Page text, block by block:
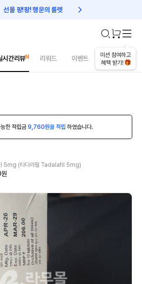
선물 팡!팡! 행운의 룰렛 친구초대 1만원 리워드!
미션 참여하고
혜택 받기!
시간리뷰 리워드 이벤트 건강매거진
한 적립금 9,760원을 적립 하였습니다.
5mg (타다라필 Tadalafil 5mg)